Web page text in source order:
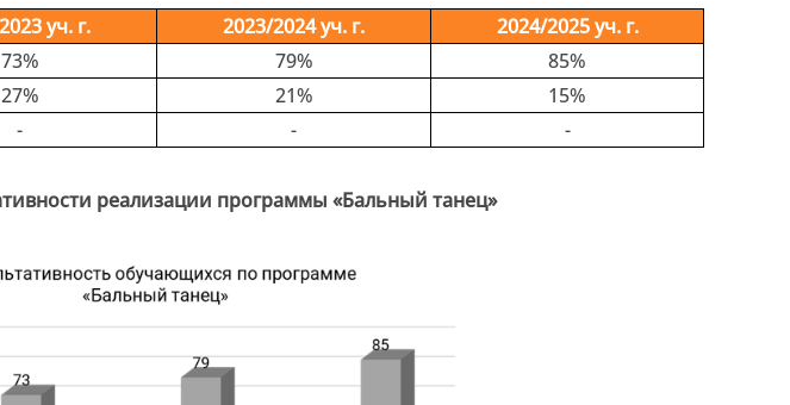
уч. г. 2023/2024 уч. г.
2024/2025 уч. г.
73% 79%
85%
27% 21%
15%
- - -
реализации программы «Бальный танец»